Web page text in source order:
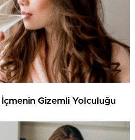
İçmenin Gizemli Yolculuğu